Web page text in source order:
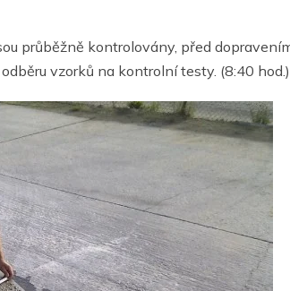
průběžně kontrolovány, před
vzorků na kontrolní testy. (8:40 hod.)